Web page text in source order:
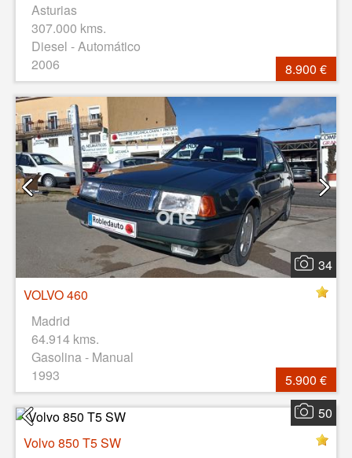
Asturias
307.000 kms.
Diesel - Automático
2006
8.900 €
34
VOLVO 460
Madrid
64.914 kms.
Gasolina - Manual
1993
5.900 €
50
Volvo 850 T5 SW